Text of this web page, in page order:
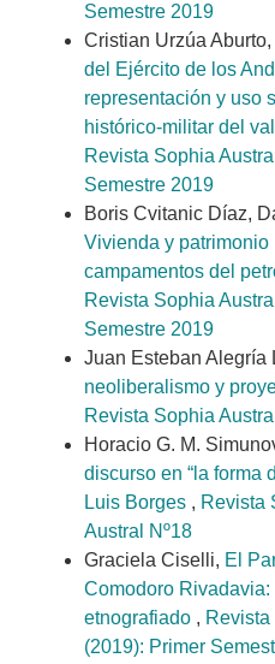
Semestre 2019
Cristian Urzúa Aburto,
del Ejército de los
representación y uso
histórico-militar del
Revista Sophia
Semestre 2019
Boris Cvitanic Díaz,
Vivienda y patrimonio
campamentos del
Revista Sophia
Semestre 2019
Juan Esteban Alegría
neoliberalismo y
Revista Sophia
Horacio G. M.
discurso en “la forma
Luis Borges , Revista
Austral Nº18
Graciela Ciselli, El
Comodoro
etnografiado ,
(2019): Primer